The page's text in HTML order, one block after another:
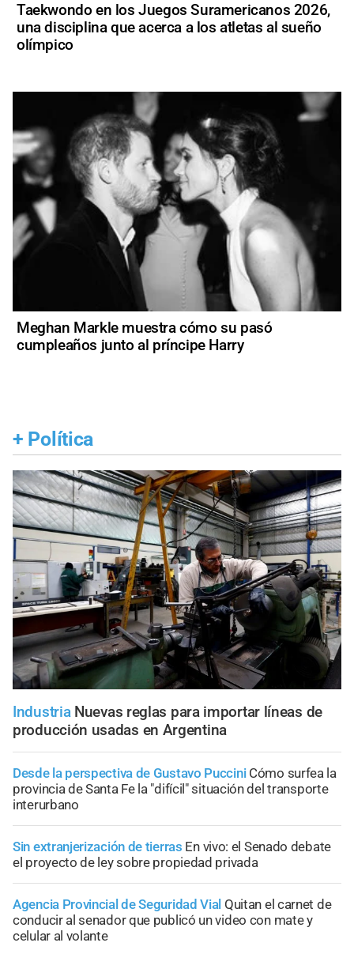
Taekwondo en los Juegos Suramericanos 2026,
una disciplina que acerca a los atletas al sueño
olímpico
Meghan Markle muestra cómo su pasó
cumpleaños junto al príncipe Harry
+ Política
Industria Nuevas reglas para importar líneas de
producción usadas en Argentina
Desde la perspectiva de Gustavo Puccini Cómo surfea la
provincia de Santa Fe la "difícil" situación del transporte
interurbano
Sin extranjerización de tierras En vivo: el Senado debate
el proyecto de ley sobre propiedad privada
Agencia Provincial de Seguridad Vial Quitan el carnet de
conducir al senador que publicó un video con mate y
celular al volante